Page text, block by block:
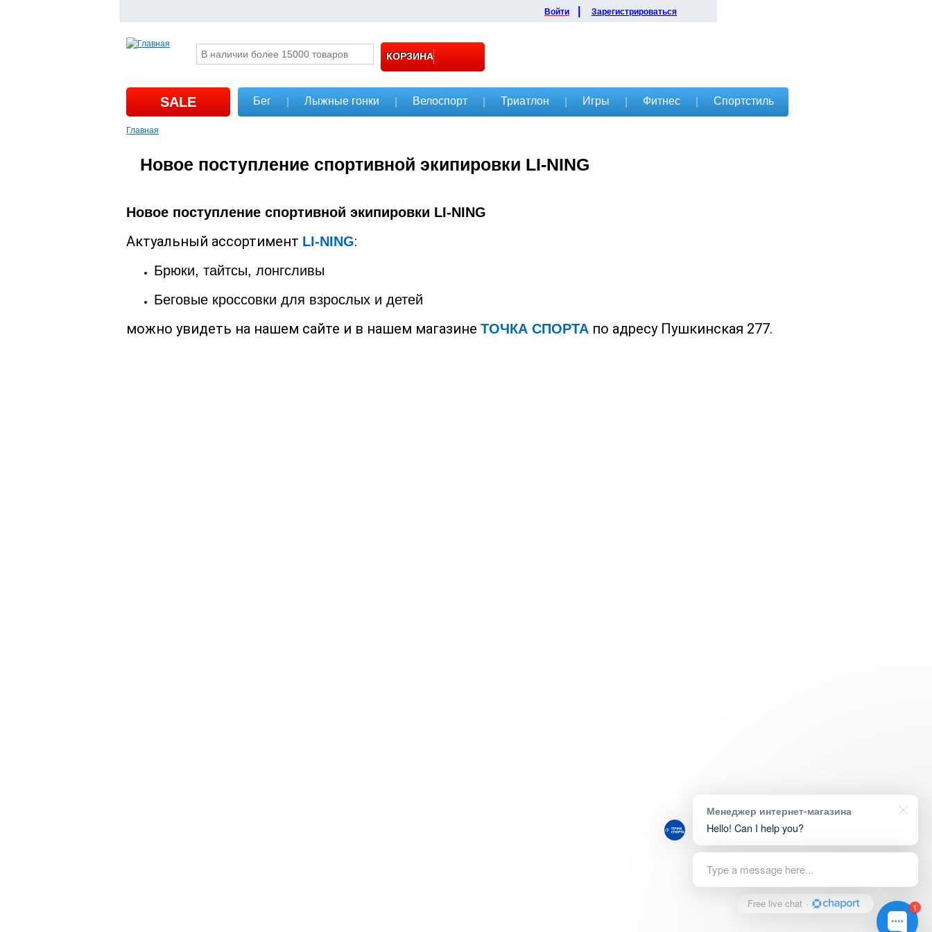
Войти Зарегистрироваться
КОРЗИНА
SALE Бег Лыжные гонки Велоспорт Триатлон Игры Фитнес Спортстиль
Главная
Новое поступление спортивной экипировки LI-NING
Новое поступление спортивной экипировки LI-NING
Актуальный ассортимент LI-NING:
Брюки, тайтсы, лонгсливы
Беговые кроссовки для взрослых и детей
можно увидеть на нашем сайте и в нашем магазине ТОЧКА СПОРТА по адресу Пушкинская 277.
1
Менеджер интернет-магазина
Hello! Can I help you?
Type a message here...
Free live chat ·